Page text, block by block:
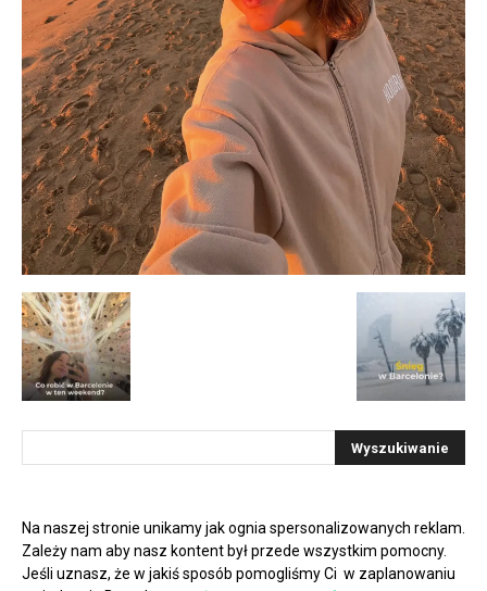
Na naszej stronie unikamy jak ognia spersonalizowanych reklam.
Zależy nam aby nasz kontent był przede wszystkim pomocny.
Jeśli uznasz, że w jakiś sposób pomogliśmy Ci w zaplanowaniu